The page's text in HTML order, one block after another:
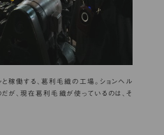
稼働する、葛利毛織の工場。ションヘル
だが、現在葛利毛織が使っているのは、そ